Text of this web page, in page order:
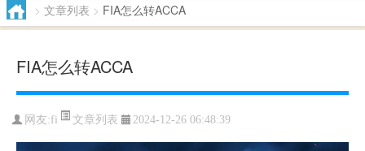
> 文章列表 > FIA怎么转ACCA
FIA怎么转ACCA
网友:fi 文章列表 2024-12-26 06:48:39